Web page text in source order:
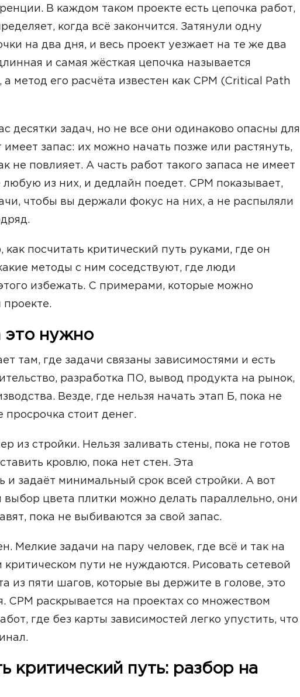
В каждом таком проекте есть цепочка работ,
когда всё закончится. Затянули одну
на два дня, и весь проект уезжает на те же два
и самая жёсткая цепочка называется
метод его расчёта известен как CPM (Critical Path
десятки задач, но не все они одинаково опасны для
имеет запас: их можно начать позже или растянуть,
не повлияет. А часть работ такого запаса не имеет
из них, и дедлайн поедет. CPM показывает,
чтобы вы держали фокус на них, а не распыляли
посчитать критический путь руками, где он
методы с ним соседствуют, где люди
избежать. С примерами, которые можно
проекте.
это нужно
там, где задачи связаны зависимостями и есть
разработка ПО, вывод продукта на рынок,
Везде, где нельзя начать этап Б, пока не
просрочка стоит денег.
из стройки. Нельзя заливать стены, пока не готов
кровлю, пока нет стен. Эта
и задаёт минимальный срок всей стройки. А вот
выбор цвета плитки можно делать параллельно, они
пока не выбиваются за свой запас.
Мелкие задачи на пару человек, где всё и так на
пути не нуждаются. Рисовать сетевой
из пяти шагов, которые вы держите в голове, это
CPM раскрывается на проектах со множеством
где без карты зависимостей легко упустить, что
критический путь: разбор на